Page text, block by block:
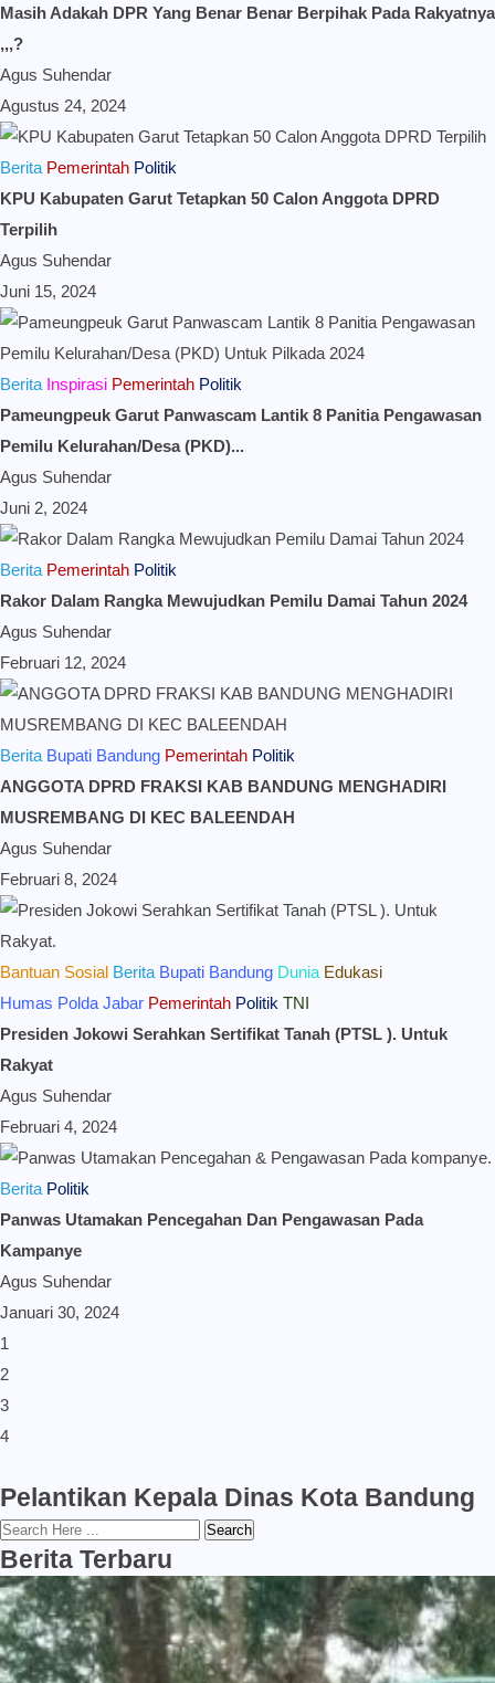
Masih Adakah DPR Yang Benar Benar Berpihak Pada Rakyatnya
,,,?
Agus Suhendar
Agustus 24, 2024
Berita Pemerintah Politik
KPU Kabupaten Garut Tetapkan 50 Calon Anggota DPRD
Terpilih
Agus Suhendar
Juni 15, 2024
Berita Inspirasi Pemerintah Politik
Pameungpeuk Garut Panwascam Lantik 8 Panitia Pengawasan
Pemilu Kelurahan/Desa (PKD)...
Agus Suhendar
Juni 2, 2024
Berita Pemerintah Politik
Rakor Dalam Rangka Mewujudkan Pemilu Damai Tahun 2024
Agus Suhendar
Februari 12, 2024
Berita Bupati Bandung Pemerintah Politik
ANGGOTA DPRD FRAKSI KAB BANDUNG MENGHADIRI
MUSREMBANG DI KEC BALEENDAH
Agus Suhendar
Februari 8, 2024
Bantuan Sosial Berita Bupati Bandung Dunia Edukasi
Humas Polda Jabar Pemerintah Politik TNI
Presiden Jokowi Serahkan Sertifikat Tanah (PTSL ). Untuk
Rakyat
Agus Suhendar
Februari 4, 2024
Berita Politik
Panwas Utamakan Pencegahan Dan Pengawasan Pada
Kampanye
Agus Suhendar
Januari 30, 2024
1
2
3
4
Pelantikan Kepala Dinas Kota Bandung
Search
Berita Terbaru